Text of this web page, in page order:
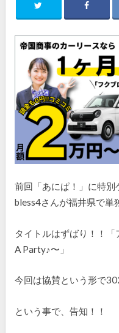
前回「あにぱ！」に特別
bless4さんが福井県で単
タイトルはずばり！！「
A Party♪〜」
今回は協賛という形で
という事で、告知！！